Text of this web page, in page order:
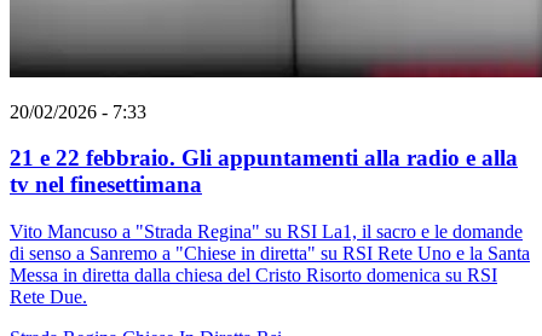
20/02/2026 - 7:33
21 e 22 febbraio. Gli appuntamenti alla radio e alla
tv nel finesettimana
Vito Mancuso a "Strada Regina" su RSI La1, il sacro e le domande
di senso a Sanremo a "Chiese in diretta" su RSI Rete Uno e la Santa
Messa in diretta dalla chiesa del Cristo Risorto domenica su RSI
Rete Due.